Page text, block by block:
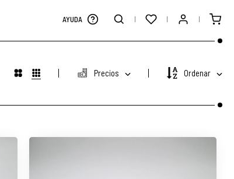
AYUDA
Precios Ordenar